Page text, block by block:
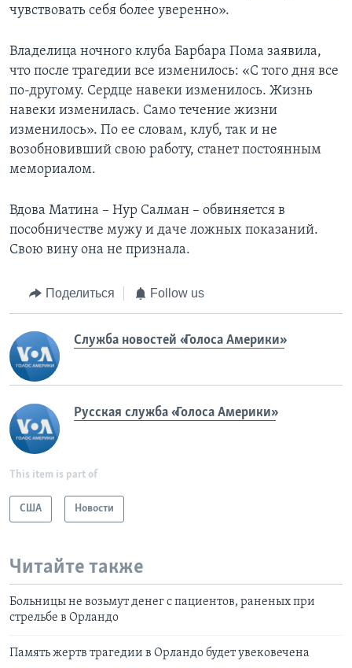
чувствовать себя более уверенно».
Владелица ночного клуба Барбара Пома заявила,
что после трагедии все изменилось: «С того дня все
по-другому. Сердце навеки изменилось. Жизнь
навеки изменилась. Само течение жизни
изменилось». По ее словам, клуб, так и не
возобновивший свою работу, станет постоянным
мемориалом.
Вдова Матина – Нур Салман – обвиняется в
пособничестве мужу и даче ложных показаний.
Свою вину она не признала.
Поделиться Follow us
Служба новостей «Голоса Америки»
Русская служба «Голоса Америки»
This item is part of
США Новости
Читайте также
Больницы не возьмут денег с пациентов, раненых при
стрельбе в Орландо
Память жертв трагедии в Орландо будет увековечена